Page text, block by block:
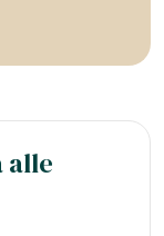
alle